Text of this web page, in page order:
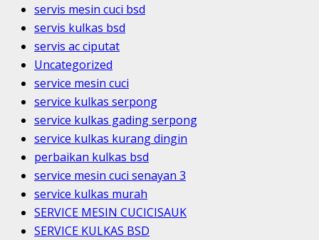
servis mesin cuci bsd
servis kulkas bsd
servis ac ciputat
Uncategorized
service mesin cuci
service kulkas serpong
service kulkas gading serpong
service kulkas kurang dingin
perbaikan kulkas bsd
service mesin cuci senayan 3
service kulkas murah
SERVICE MESIN CUCICISAUK
SERVICE KULKAS BSD